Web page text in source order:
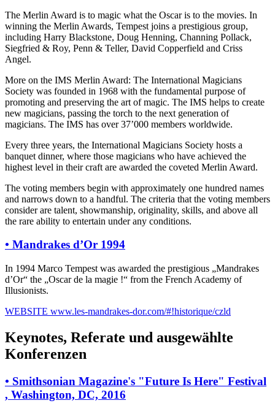
The Merlin Award is to magic what the Oscar is to the movies. In
winning the Merlin Awards, Tempest joins a prestigious group,
including Harry Blackstone, Doug Henning, Channing Pollack,
Siegfried & Roy, Penn & Teller, David Copperfield and Criss
Angel.
More on the IMS Merlin Award: The International Magicians
Society was founded in 1968 with the fundamental purpose of
promoting and preserving the art of magic. The IMS helps to create
new magicians, passing the torch to the next generation of
magicians. The IMS has over 37’000 members worldwide.
Every three years, the International Magicians Society hosts a
banquet dinner, where those magicians who have achieved the
highest level in their craft are awarded the coveted Merlin Award.
The voting members begin with approximately one hundred names
and narrows down to a handful. The criteria that the voting members
consider are talent, showmanship, originality, skills, and above all
the rare ability to entertain under any conditions.
• Mandrakes d’Or 1994
In 1994 Marco Tempest was awarded the prestigious „Mandrakes
d’Or“ the „Oscar de la magie !“ from the French Academy of
Illusionists.
WEBSITE www.les-mandrakes-dor.com/#!historique/czld
Keynotes, Referate und ausgewählte
Konferenzen
• Smithsonian Magazine's "Future Is Here" Festival
, Washington, DC, 2016